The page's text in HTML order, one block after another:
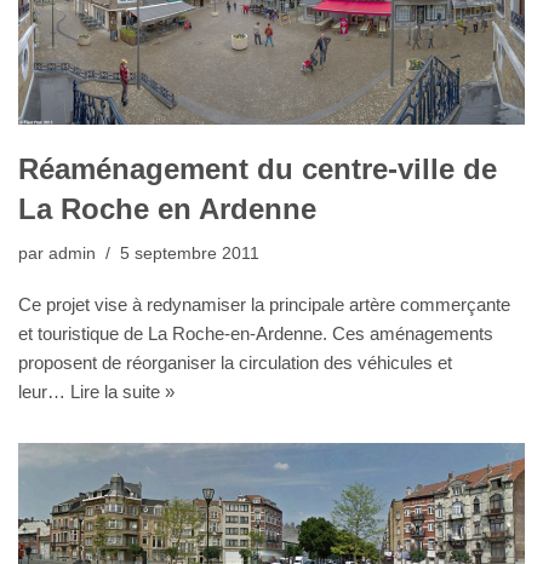
Réaménagement du centre-ville de
La Roche en Ardenne
par admin 5 septembre 2011
Ce projet vise à redynamiser la principale artère commerçante
et touristique de La Roche-en-Ardenne. Ces aménagements
proposent de réorganiser la circulation des véhicules et
leur… Lire la suite »